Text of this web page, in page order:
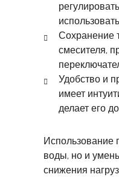
Сохранение
смесителя,
Удобство и
имеет
делает его
Использование
воды, но и
снижения